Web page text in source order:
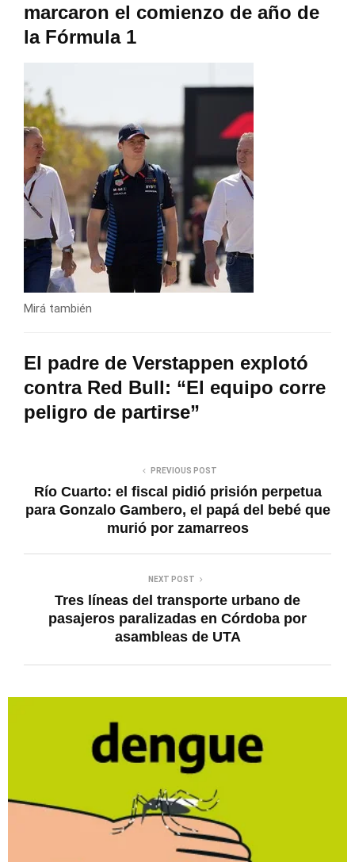
marcaron el comienzo de año de
la Fórmula 1
Mirá también
El padre de Verstappen explotó
contra Red Bull: “El equipo corre
peligro de partirse”
PREVIOUS POST
Río Cuarto: el fiscal pidió prisión perpetua
para Gonzalo Gambero, el papá del bebé que
murió por zamarreos
NEXT POST
Tres líneas del transporte urbano de
pasajeros paralizadas en Córdoba por
asambleas de UTA